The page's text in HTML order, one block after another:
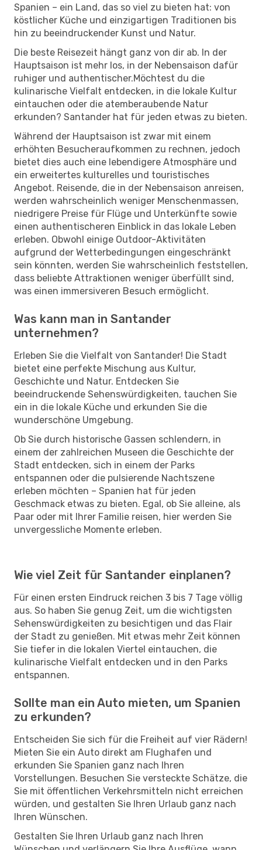
Spanien – ein Land, das so viel zu bieten hat: von
köstlicher Küche und einzigartigen Traditionen bis
hin zu beeindruckender Kunst und Natur.
Die beste Reisezeit hängt ganz von dir ab. In der
Hauptsaison ist mehr los, in der Nebensaison dafür
ruhiger und authentischer.Möchtest du die
kulinarische Vielfalt entdecken, in die lokale Kultur
eintauchen oder die atemberaubende Natur
erkunden? Santander hat für jeden etwas zu bieten.
Während der Hauptsaison ist zwar mit einem
erhöhten Besucheraufkommen zu rechnen, jedoch
bietet dies auch eine lebendigere Atmosphäre und
ein erweitertes kulturelles und touristisches
Angebot. Reisende, die in der Nebensaison anreisen,
werden wahrscheinlich weniger Menschenmassen,
niedrigere Preise für Flüge und Unterkünfte sowie
einen authentischeren Einblick in das lokale Leben
erleben. Obwohl einige Outdoor-Aktivitäten
aufgrund der Wetterbedingungen eingeschränkt
sein könnten, werden Sie wahrscheinlich feststellen,
dass beliebte Attraktionen weniger überfüllt sind,
was einen immersiveren Besuch ermöglicht.
Was kann man in Santander
unternehmen?
Erleben Sie die Vielfalt von Santander! Die Stadt
bietet eine perfekte Mischung aus Kultur,
Geschichte und Natur. Entdecken Sie
beeindruckende Sehenswürdigkeiten, tauchen Sie
ein in die lokale Küche und erkunden Sie die
wunderschöne Umgebung.
Ob Sie durch historische Gassen schlendern, in
einem der zahlreichen Museen die Geschichte der
Stadt entdecken, sich in einem der Parks
entspannen oder die pulsierende Nachtszene
erleben möchten – Spanien hat für jeden
Geschmack etwas zu bieten. Egal, ob Sie alleine, als
Paar oder mit Ihrer Familie reisen, hier werden Sie
unvergessliche Momente erleben.
Wie viel Zeit für Santander einplanen?
Für einen ersten Eindruck reichen 3 bis 7 Tage völlig
aus. So haben Sie genug Zeit, um die wichtigsten
Sehenswürdigkeiten zu besichtigen und das Flair
der Stadt zu genießen. Mit etwas mehr Zeit können
Sie tiefer in die lokalen Viertel eintauchen, die
kulinarische Vielfalt entdecken und in den Parks
entspannen.
Sollte man ein Auto mieten, um Spanien
zu erkunden?
Entscheiden Sie sich für die Freiheit auf vier Rädern!
Mieten Sie ein Auto direkt am Flughafen und
erkunden Sie Spanien ganz nach Ihren
Vorstellungen. Besuchen Sie versteckte Schätze, die
Sie mit öffentlichen Verkehrsmitteln nicht erreichen
würden, und gestalten Sie Ihren Urlaub ganz nach
Ihren Wünschen.
Gestalten Sie Ihren Urlaub ganz nach Ihren